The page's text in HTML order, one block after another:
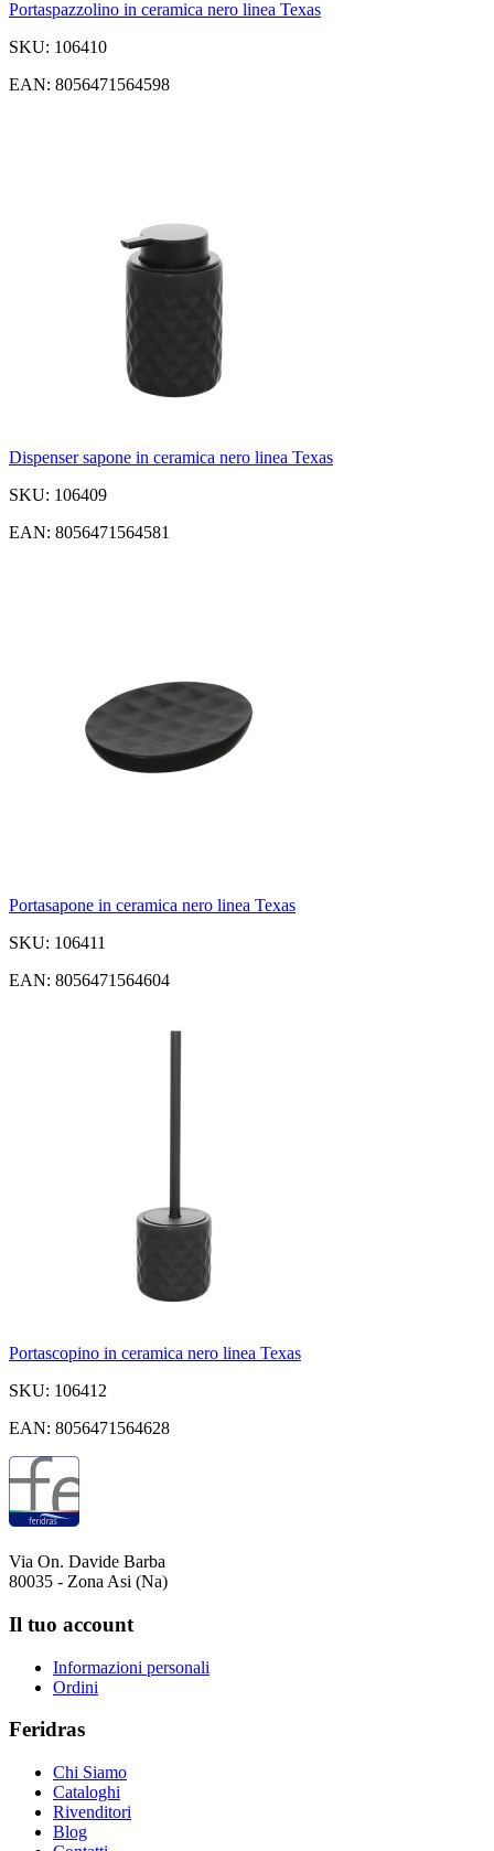
Portaspazzolino in ceramica nero linea Texas
SKU: 106410
EAN: 8056471564598
Dispenser sapone in ceramica nero linea Texas
SKU: 106409
EAN: 8056471564581
Portasapone in ceramica nero linea Texas
SKU: 106411
EAN: 8056471564604
Portascopino in ceramica nero linea Texas
SKU: 106412
EAN: 8056471564628
Via On. Davide Barba
80035 - Zona Asi (Na)
Il tuo account
Informazioni personali
Ordini
Feridras
Chi Siamo
Cataloghi
Rivenditori
Blog